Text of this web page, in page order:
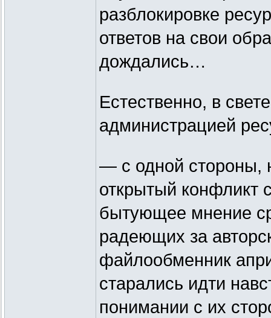
разблокировке
ответов на свои
дождались…
Естественно, в
администрацией
— с одной стороны,
открытый конфликт
бытующее мнение
радеющих за
файлообменник
старались идти
понимании с их